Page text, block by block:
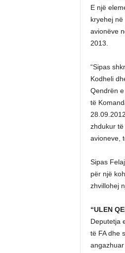
E një
kryehej
avionëve
2013.
“Sipas
Kodheli
Qendrën
të
zhdukur
avioneve,
Sipas
për një
zhvillohej
“ULEN
Deputetja
të FA dhe